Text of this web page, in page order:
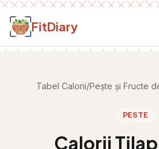
Salt la conținut
FitDiary
Tabel Calorii/Pește și Fructe
PESTE
Calorii